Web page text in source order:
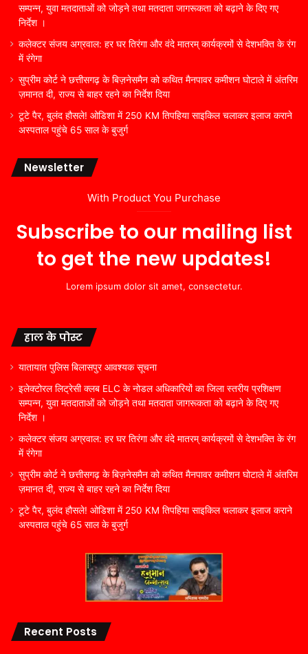
सम्पन्न, युवा मतदाताओं को जोड़ने तथा मतदाता जागरूकता को बढ़ाने के दिए गए
निर्देश ।
कलेक्टर संजय अग्रवाल: हर घर तिरंगा और वंदे मातरम् कार्यक्रमों से देशभक्ति के रंग
में रंगेगा
सुप्रीम कोर्ट ने छत्तीसगढ़ के बिज़नेसमैन को कथित मैनपावर कमीशन घोटाले में अंतरिम
ज़मानत दी, राज्य से बाहर रहने का निर्देश दिया
टूटे पैर, बुलंद हौसले! ओडिशा में 250 KM तिपहिया साइकिल चलाकर इलाज कराने
अस्पताल पहुंचे 65 साल के बुजुर्ग
Newsletter
With Product You Purchase
Subscribe to our mailing list
to get the new updates!
Lorem ipsum dolor sit amet, consectetur.
हाल के पोस्ट
यातायात पुलिस बिलासपुर आवश्यक सूचना
इलेक्टोरल लिट्रेसी क्लब ELC के नोडल अधिकारियों का जिला स्तरीय प्रशिक्षण
सम्पन्न, युवा मतदाताओं को जोड़ने तथा मतदाता जागरूकता को बढ़ाने के दिए गए
निर्देश ।
कलेक्टर संजय अग्रवाल: हर घर तिरंगा और वंदे मातरम् कार्यक्रमों से देशभक्ति के रंग
में रंगेगा
सुप्रीम कोर्ट ने छत्तीसगढ़ के बिज़नेसमैन को कथित मैनपावर कमीशन घोटाले में अंतरिम
ज़मानत दी, राज्य से बाहर रहने का निर्देश दिया
टूटे पैर, बुलंद हौसले! ओडिशा में 250 KM तिपहिया साइकिल चलाकर इलाज कराने
अस्पताल पहुंचे 65 साल के बुजुर्ग
Recent Posts